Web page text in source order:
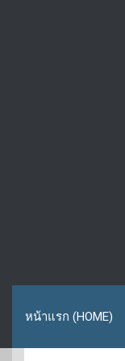
หน้าแรก (HOME)